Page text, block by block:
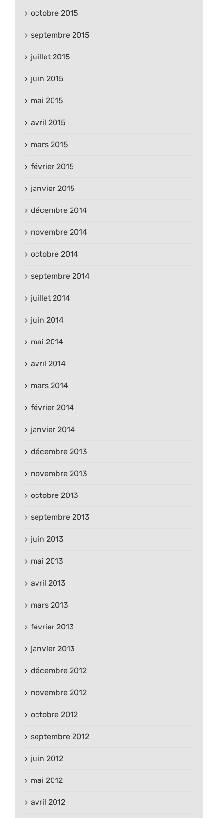
octobre 2015
septembre 2015
juillet 2015
juin 2015
mai 2015
avril 2015
mars 2015
février 2015
janvier 2015
décembre 2014
novembre 2014
octobre 2014
septembre 2014
juillet 2014
juin 2014
mai 2014
avril 2014
mars 2014
février 2014
janvier 2014
décembre 2013
novembre 2013
octobre 2013
septembre 2013
juin 2013
mai 2013
avril 2013
mars 2013
février 2013
janvier 2013
décembre 2012
novembre 2012
octobre 2012
septembre 2012
juin 2012
mai 2012
avril 2012